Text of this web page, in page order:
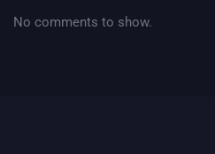
No comments to show.